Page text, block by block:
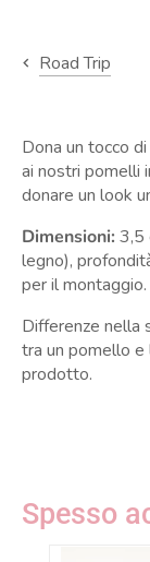
Road Trip
Dona un tocco
ai nostri pomelli
donare un look
Dimensioni: 3,5
legno),
per il montaggio.
Differenze nella
tra un pomello
prodotto.
Spesso